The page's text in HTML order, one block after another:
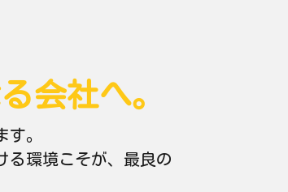
会社へ。
。
る環境こそが、最良の